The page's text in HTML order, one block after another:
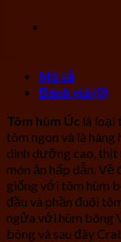
Mô tả
Đánh giá (0)
Tôm hùm Úc là loại
tôm ngon và là
dinh dưỡng cao, thịt
món ăn hấp dẫn. Về
giống với tôm hùm
đầu và phần đuôi
ngửa với hùm bông
bông và sau đây